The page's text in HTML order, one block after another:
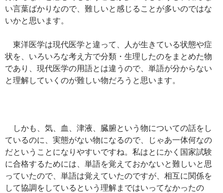
い言葉ばかりなので、難しいと感じることが多いのではな
いかと思います。
東洋医学は現代医学と違って、人が生きている状態や症
状を、いろいろな考え方で分類・生理したのをまとめた物
であり、現代医学の用語とは違うので、単語が分からない
と理解していくのが難しい物だろうと思います。
しかも、気、血、津液、臓腑という物についての話をし
ているのに、実態がない物になるので、じゃあ一体何なの
だということになりやすいですね。私はとにかく国家試験
に合格するためには、単語を覚えておかないと難しいと思
っていたので、単語は覚えていたのですが、相互に関係を
して協調をしているという理解まではいってなかったの